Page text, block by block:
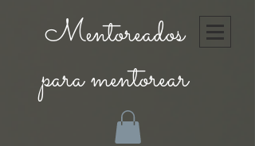
Mentoreados
para mentorear